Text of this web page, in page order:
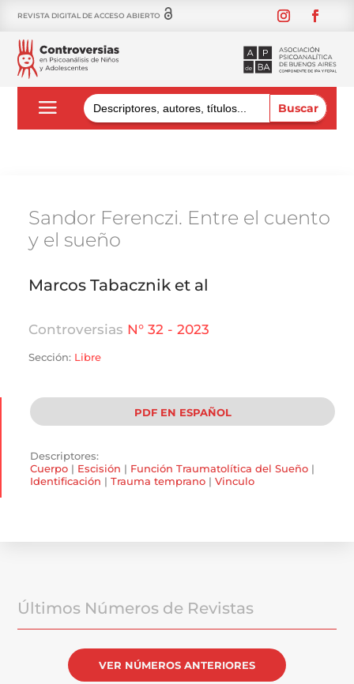
REVISTA DIGITAL DE ACCESO ABIERTO
Buscar:
Sandor Ferenczi. Entre el cuento
y el sueño
Marcos Tabacznik et al
Controversias N° 32 - 2023
Sección: Libre
PDF EN ESPAÑOL
Descriptores:
Cuerpo | Escisión | Función Traumatolítica del Sueño |
Identificación | Trauma temprano | Vinculo
Últimos Números de Revistas
VER NÚMEROS ANTERIORES